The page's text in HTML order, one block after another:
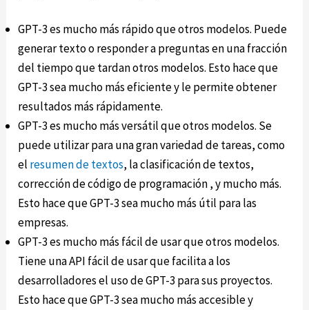
GPT-3 es mucho más rápido que otros modelos. Puede
generar texto o responder a preguntas en una fracción
del tiempo que tardan otros modelos. Esto hace que
GPT-3 sea mucho más eficiente y le permite obtener
resultados más rápidamente.
GPT-3 es mucho más versátil que otros modelos. Se
puede utilizar para una gran variedad de tareas, como
el resumen de textos, la clasificación de textos,
corrección de código de programación , y mucho más.
Esto hace que GPT-3 sea mucho más útil para las
empresas.
GPT-3 es mucho más fácil de usar que otros modelos.
Tiene una API fácil de usar que facilita a los
desarrolladores el uso de GPT-3 para sus proyectos.
Esto hace que GPT-3 sea mucho más accesible y